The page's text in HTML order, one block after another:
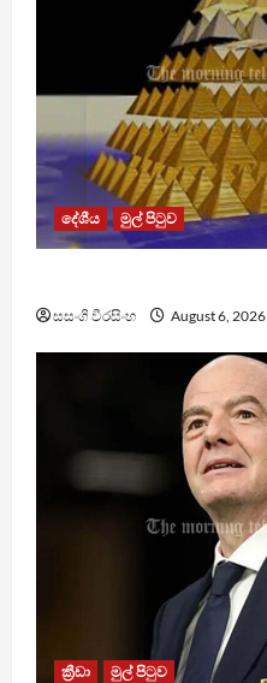
දේශීය මුල් පිටුව
සසංගි වීරසිංහ August 6, 2026
ක්‍රීඩා මුල් පිටුව